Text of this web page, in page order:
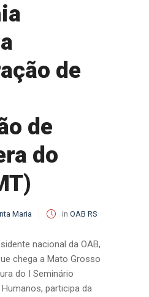
de
de
do
Maria in OAB RS
nacional da OAB,
chega a Mato Grosso
do I Seminário
participa da